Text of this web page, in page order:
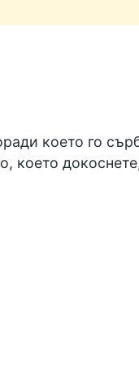
което го
което